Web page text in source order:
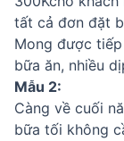
tất cả đơn đặt
Mong được
bữa ăn, nhiều
Mẫu 2:
Càng về cuối
bữa tối không